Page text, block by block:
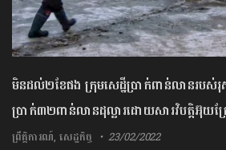
មិនដល់២ខែផង ក្រុមសេដ្ឋីប្រាក់ពាន់លានរបស់
ប្រាក់៣២ពាន់លានដុល្លារដោយសារវិបត្តិអ៊ុយក្
ព្រឹត្តិការណ៍,សេដ្ឋកិច្ច 23/02/2022